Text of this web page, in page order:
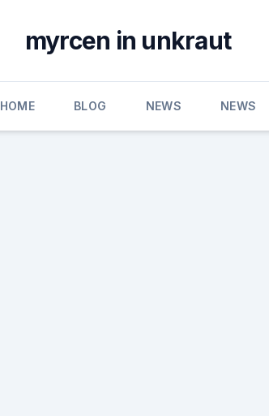
myrcen in unkraut
HOME BLOG NEWS NEWS